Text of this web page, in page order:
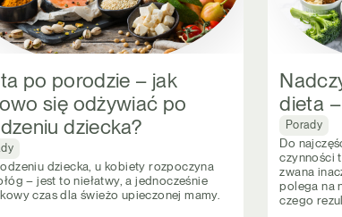
po porodzie – jak
się odżywiać po
dziecka?
dziecka, u kobiety rozpoczyna
– jest to niełatwy, a jednocześnie
czas dla świeżo upieczonej mamy.
dieta
Porady
Do
czynności
zwana
polega na
czego